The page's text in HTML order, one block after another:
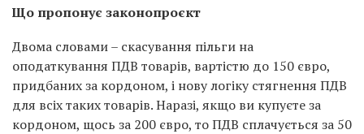
Що пропонує законопроєкт
Двома словами – скасування пільги на
оподаткування ПДВ товарів, вартістю до 150 євро,
придбаних за кордоном, і нову логіку стягнення ПДВ
для всіх таких товарів. Наразі, якщо ви купуєте за
кордоном, щось за 200 євро, то ПДВ сплачується за 50